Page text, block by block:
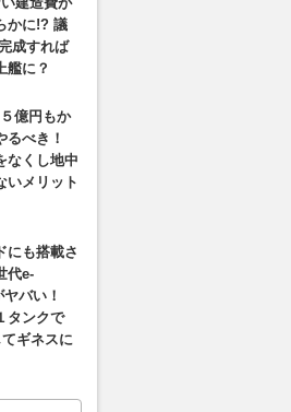
かに!? 議
成すれば
艦に？
億円もか
るべき！
なくし地中
いメリット
にも搭載さ
代e-
ヤバい！
タンクで
ギネスに